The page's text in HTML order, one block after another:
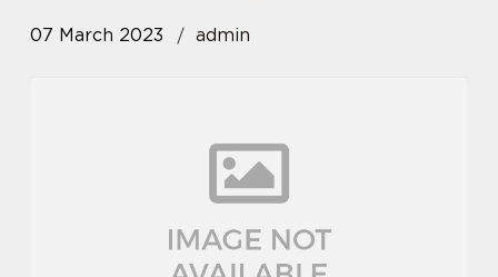
07 March 2023 admin